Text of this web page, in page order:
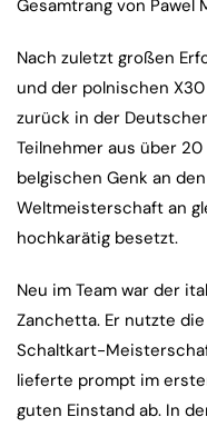
Gesamtrang von Pawel
Nach zuletzt großen
und der polnischen
zurück in der
Teilnehmer aus über
belgischen Genk an
Weltmeisterschaft an
hochkarätig besetzt.
Neu im Team war der
Zanchetta. Er nutzte
Schaltkart-
lieferte prompt im
guten Einstand ab. In